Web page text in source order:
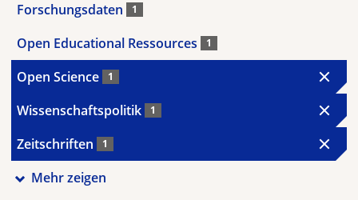
Forschungsdaten 1
Open Educational Ressources 1
Open Science 1
Wissenschaftspolitik 1
Zeitschriften 1
Mehr zeigen